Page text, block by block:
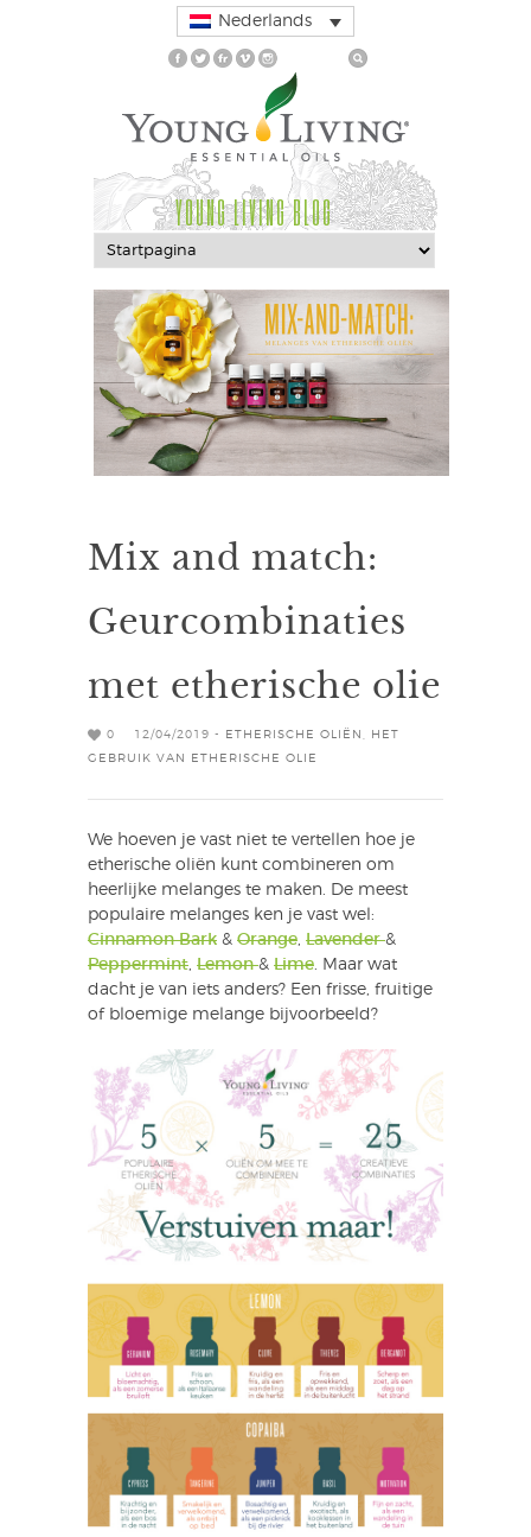
Nederlands
YOUNG LIVING BLOG
Mix and match:
Geurcombinaties
met etherische olie
0 12/04/2019 - ETHERISCHE OLIËN
HET
GEBRUIK VAN ETHERISCHE OLIE
We hoeven je vast niet te vertellen hoe je
etherische oliën kunt combineren om
heerlijke melanges te maken. De meest
populaire melanges ken je vast wel:
Cinnamon Bark & Orange, Lavender &
Peppermint, Lemon & Lime. Maar wat
dacht je van iets anders? Een frisse, fruitige
of bloemige melange bijvoorbeeld?